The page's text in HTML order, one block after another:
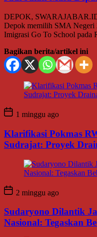
DEPOK,
Depok memilih SMA Negeri
Imigrasi Go To School
Bagikan berita/artikel ini
1 minggu ago
Klarifikasi Pokmas
Sudrajat: Proyek
2 minggu ago
Sudaryono Dilantik
Nasional: Tegaskan